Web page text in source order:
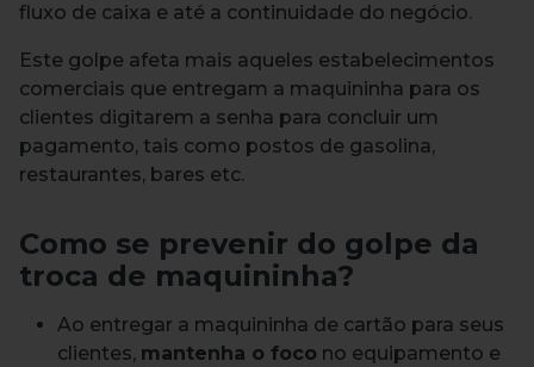
fluxo de caixa e até a continuidade do negócio.
Este golpe afeta mais aqueles estabelecimentos
comerciais que entregam a maquininha para os
clientes digitarem a senha para concluir um
pagamento, tais como postos de gasolina,
restaurantes, bares etc.
Como se prevenir do golpe da
troca de maquininha?
Ao entregar a maquininha de cartão para seus
clientes, mantenha o foco no equipamento e